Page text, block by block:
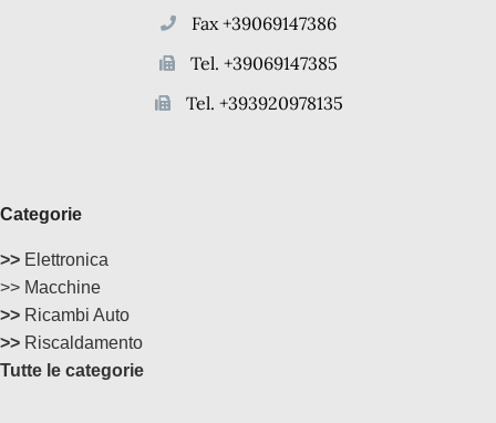
Fax +39069147386
Tel. +39069147385
Tel. +393920978135
Categorie
>> Elettronica
>> Macchine
>> Ricambi Auto
>> Riscaldamento
Tutte le categorie